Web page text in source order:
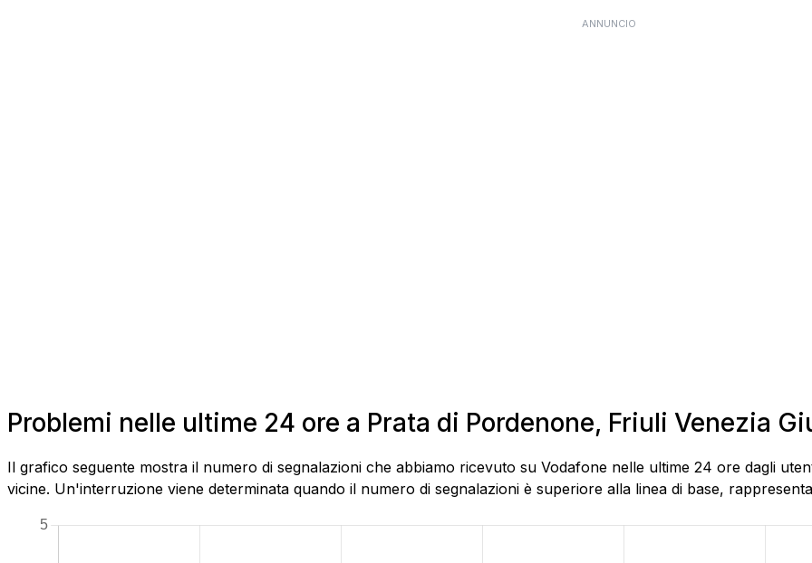
ANNUNCIO
Problemi nelle ultime 24 ore a Prata di Pordenone, Friuli Venezia
Il grafico seguente mostra il numero di segnalazioni che abbiamo ricevuto su Vodafone nelle ultime 24 ore dagli
vicine. Un'interruzione viene determinata quando il numero di segnalazioni è superiore alla linea di base,